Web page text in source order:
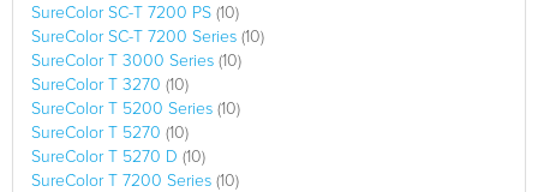
SureColor SC-T 7200 PS (10)
SureColor SC-T 7200 Series (10)
SureColor T 3000 Series (10)
SureColor T 3270 (10)
SureColor T 5200 Series (10)
SureColor T 5270 (10)
SureColor T 5270 D (10)
SureColor T 7200 Series (10)